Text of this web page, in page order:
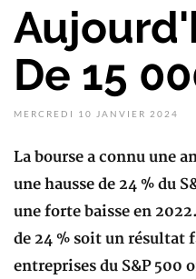
De 15
MERCREDI 10 JANVIER 2024
La bourse a connu une
une hausse de 24 % du
une forte baisse en
de 24 % soit un résultat
entreprises du S&P 500